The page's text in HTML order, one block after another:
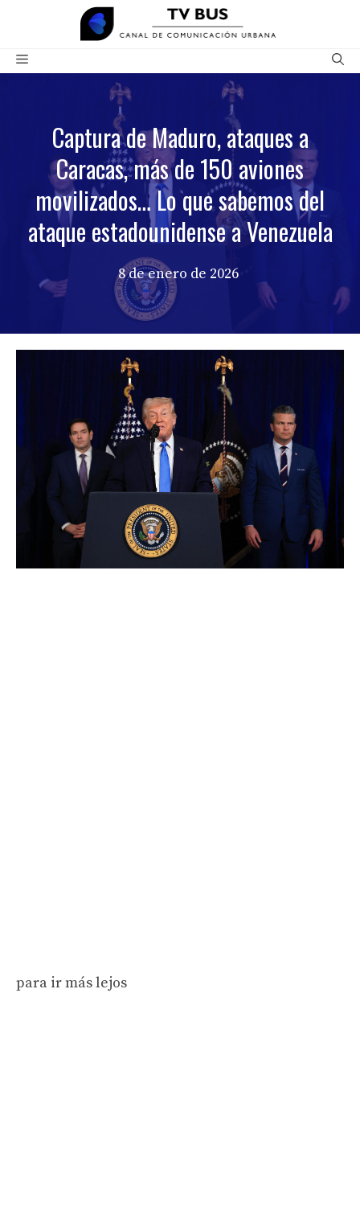
contenido
Menú
Captura de Maduro, ataques a
Caracas, más de 150 aviones
movilizados… Lo que sabemos del
ataque estadounidense a Venezuela
8 de enero de 2026
para ir más lejos